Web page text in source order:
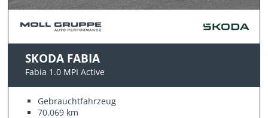
SKODA FABIA
Fabia 1.0 MPI Active
Gebrauchtfahrzeug
70.069 km